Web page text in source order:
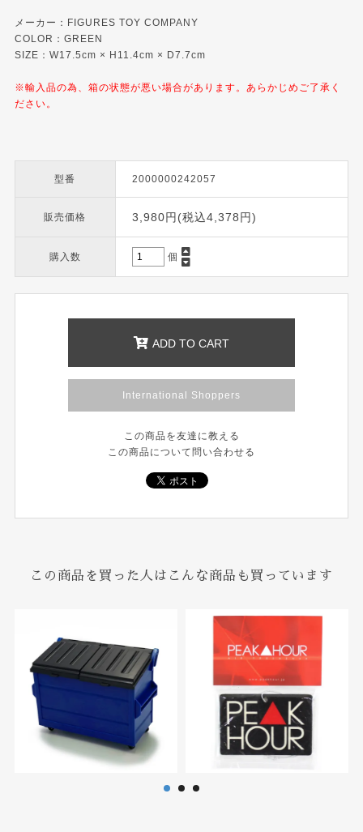
メーカー：FIGURES TOY COMPANY
COLOR：GREEN
SIZE：W17.5cm × H11.4cm × D7.7cm
※輸入品の為、箱の状態が悪い場合があります。あらかじめご了承く
ださい。
型番 2000000242057
販売価格 3,980円(税込4,378円)
購入数 個
ADD TO CART
International Shoppers
この商品を友達に教える
この商品について問い合わせる
この商品を買った人はこんな商品も買っています